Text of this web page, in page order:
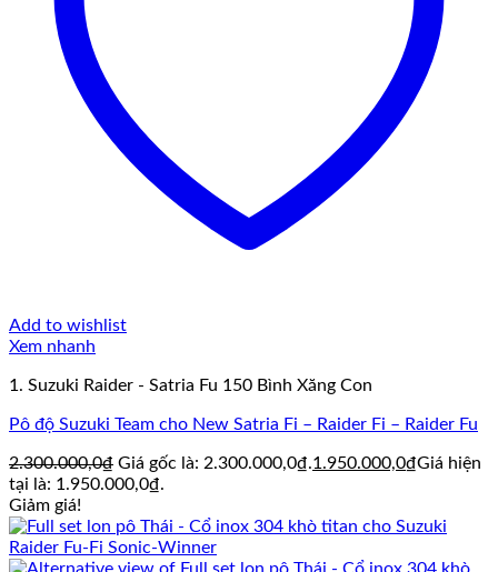
Add to wishlist
Xem nhanh
1. Suzuki Raider - Satria Fu 150 Bình Xăng Con
Pô độ Suzuki Team cho New Satria Fi – Raider Fi – Raider Fu
2.300.000,0₫ Giá gốc là: 2.300.000,0₫.1.950.000,0₫Giá hiện
tại là: 1.950.000,0₫.
Giảm giá!